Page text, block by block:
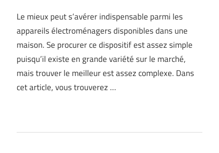
Le mieux peut s’avérer indispensable parmi les
appareils électroménagers disponibles dans une
maison. Se procurer ce dispositif est assez simple
puisqu’il existe en grande variété sur le marché,
mais trouver le meilleur est assez complexe. Dans
cet article, vous trouverez …